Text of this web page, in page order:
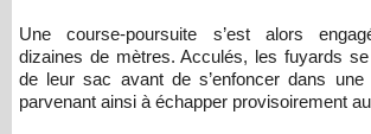
Une course-poursuite s’est alors
dizaines de mètres. Acculés, les fuyards
de leur sac avant de s’enfoncer dans une
parvenant ainsi à échapper provisoirement